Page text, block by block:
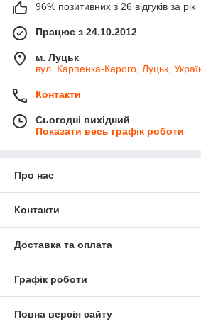
96% позитивних з 26 відгуків за рік
Працює з 24.10.2012
м. Луцьк
вул. Карпенка-Карого, Луцьк,
Контакти
Сьогодні вихідний
Показати весь графік роботи
Про нас
Контакти
Доставка та оплата
Графік роботи
Повна версія сайту